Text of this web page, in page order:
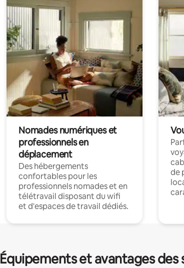
Nomades numériques et
professionnels en
déplacement
Des hébergements
confortables pour les
professionnels nomades et en
télétravail disposant du wifi
et d'espaces de travail dédiés.
de
Équipements et avantages des